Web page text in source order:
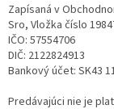
Zapísaná v
Sro, Vložka číslo
IČO: 57554706
DIČ: 2122824913
Bankový účet: SK43
Predávajúci nie je